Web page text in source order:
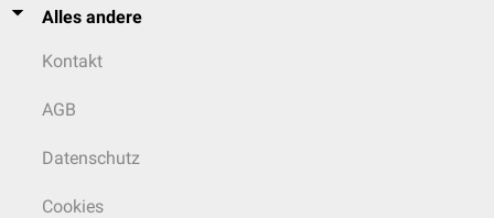
Alles andere
Kontakt
AGB
Datenschutz
Cookies